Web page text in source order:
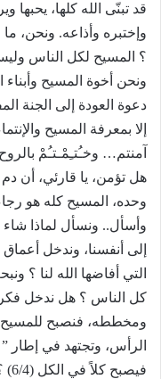
قد تبنّى الله كلها، يحبها
وإختبره وأذاعه. ونحن،
؟ المسيح لكل الناس
ونحن أخوة المسيح وأبناء
دعوة العودة إلى الجنة
إلا بمعرفة المسيح
آمنتم… وخـُتـِمْـتـُمْ
هل تؤمن، يا قارئي، أن
وحده، المسيح كله هو
وأسأل.. ونسأل لماذا شاء
إلى أنفسنا، وندخل
التي أفاضها الله لنا ؟
كل الناس ؟ هل ندخل فكر
ومخططه، فنصبح للمسيح
الرأس، وتجتهد في
فيصبح كلاً في الكل (6/4) ؟